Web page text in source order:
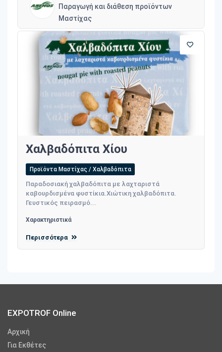
Παραγωγή και διάθεση προϊόντων
Μαστίχας
Χαλβαδόπιτα Χίου
Προϊόντα Μαστίχας / Χαλβαδόπιτα
Παραδοσιακή χαλβαδόπιτα με λαχταριστά
καβουρδισμένα φυστίκια.Χιώτικη χαλβαδόπιτα.
Γευστικός πειρασμό...
Χαρακτηριστικά
Περισσότερα
EXPOTROF Online
Αρχική
Για Εκθέτες